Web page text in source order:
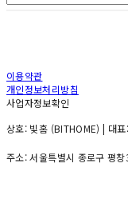
이용약관
개인정보처리방침
사업자정보확인
상호: 빛홈 (BITHOME) | 대
주소: 서울특별시 종로구 평